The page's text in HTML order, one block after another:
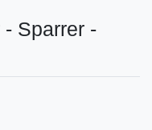
Sparrer -